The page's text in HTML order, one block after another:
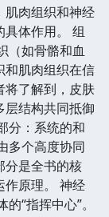
肌肉组织和神经
体作用。 组
（如骨骼和血
和肌肉组织在信
将了解到，皮肤
结构共同抵御
分：系统的和
多个高度协同
分是全书的核
作原理。 神经
“指挥中心”。